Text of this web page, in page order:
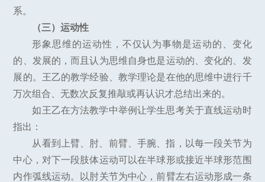
系。
（三）运动性
形象思维的运动性，不仅认为事物是运动的、变化
的、发展的，而且认为思维自身也是运动的、变化的、发
展的。王乙的教学经验、教学理论是在他的思维中进行千
万次组合、无数次反复推敲或再认识才总结出来的。
如王乙在方法教学中举例让学生思考关于直线运动时
指出：
从看到上臂、肘、前臂、手腕、指，以每一段关节为
中心，对下一段肢体运动可以在半球形或接近半球形范围
内作弧线运动。以肘关节为中心，前臂左右运动形成一条